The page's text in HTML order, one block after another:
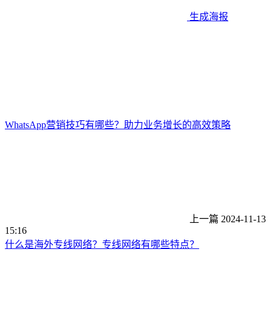
生成海报
WhatsApp营销技巧有哪些？助力业务增长的高效策略
上一篇 2024-11-13
15:16
什么是海外专线网络？专线网络有哪些特点？